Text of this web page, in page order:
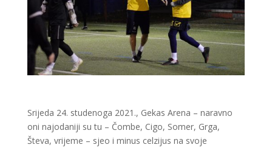
Srijeda 24. studenoga 2021., Gekas Arena – naravno
oni najodaniji su tu – Čombe, Cigo, Somer, Grga,
Števa, vrijeme – sjeo i minus celzijus na svoje